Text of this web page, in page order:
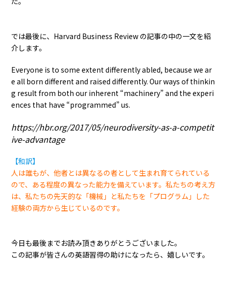
では最後に、Harvard Business Review の記事の中の一文を紹
介します。
Everyone is to some extent differently abled, because we ar
e all born different and raised differently. Our ways of thinkin
g result from both our inherent “machinery” and the experi
ences that have “programmed” us.
https://hbr.org/2017/05/neurodiversity-as-a-competit
ive-advantage
【和訳】
人は誰もが、他者とは異なるの者として生まれ育てられている
ので、ある程度の異なった能力を備えています。私たちの考え方
は、私たちの先天的な「機械」と私たちを「プログラム」した
経験の両方から生じているのです。
今日も最後までお読み頂きありがとうございました。
この記事が皆さんの英語習得の助けになったら、嬉しいです。